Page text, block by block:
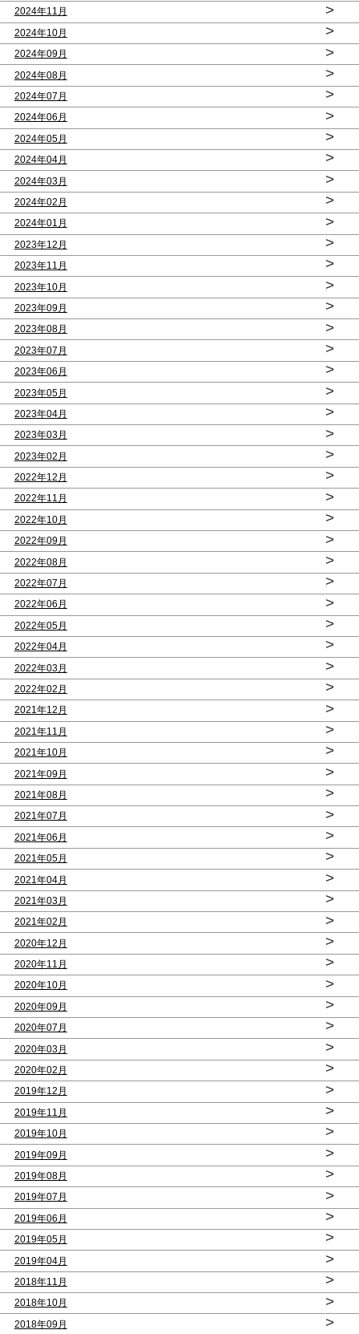
2024年11月 >
2024年10月 >
2024年09月 >
2024年08月 >
2024年07月 >
2024年06月 >
2024年05月 >
2024年04月 >
2024年03月 >
2024年02月 >
2024年01月 >
2023年12月 >
2023年11月 >
2023年10月 >
2023年09月 >
2023年08月 >
2023年07月 >
2023年06月 >
2023年05月 >
2023年04月 >
2023年03月 >
2023年02月 >
2022年12月 >
2022年11月 >
2022年10月 >
2022年09月 >
2022年08月 >
2022年07月 >
2022年06月 >
2022年05月 >
2022年04月 >
2022年03月 >
2022年02月 >
2021年12月 >
2021年11月 >
2021年10月 >
2021年09月 >
2021年08月 >
2021年07月 >
2021年06月 >
2021年05月 >
2021年04月 >
2021年03月 >
2021年02月 >
2020年12月 >
2020年11月 >
2020年10月 >
2020年09月 >
2020年07月 >
2020年03月 >
2020年02月 >
2019年12月 >
2019年11月 >
2019年10月 >
2019年09月 >
2019年08月 >
2019年07月 >
2019年06月 >
2019年05月 >
2019年04月 >
2018年11月 >
2018年10月 >
2018年09月 >